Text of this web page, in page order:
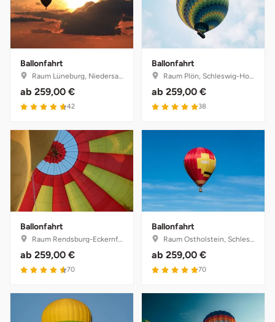
Ballonfahrt
Raum Lüneburg, Niedersachsen
ab 259,00 €
4.7 von 5
42
Ballonfahrt
Raum Plön, Schleswig-Holstein
ab 259,00 €
5 von 5
38
Ballonfahrt
Raum Rendsburg-Eckernförde, Schleswig-Holstein
ab 259,00 €
4.6 von 5
70
Ballonfahrt
Raum Ostholstein, Schleswig-Holstein
ab 259,00 €
4.9 von 5
70